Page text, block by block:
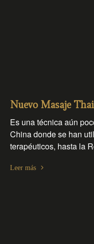
Nuevo Masaje
Es una técnica aún
China donde se han
terapéuticos, hasta la
Leer más